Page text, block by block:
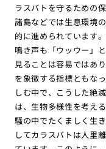
ラスバトを守るための
諸島などでは生息環境
的に進められています
鳴き声も「ウッウー」
見ることは容易ではあ
を象徴する指標ともな
しむ中で、こうした絶
は、生物多様性を考え
騒の中でたくましく生
してカラスバトは人里